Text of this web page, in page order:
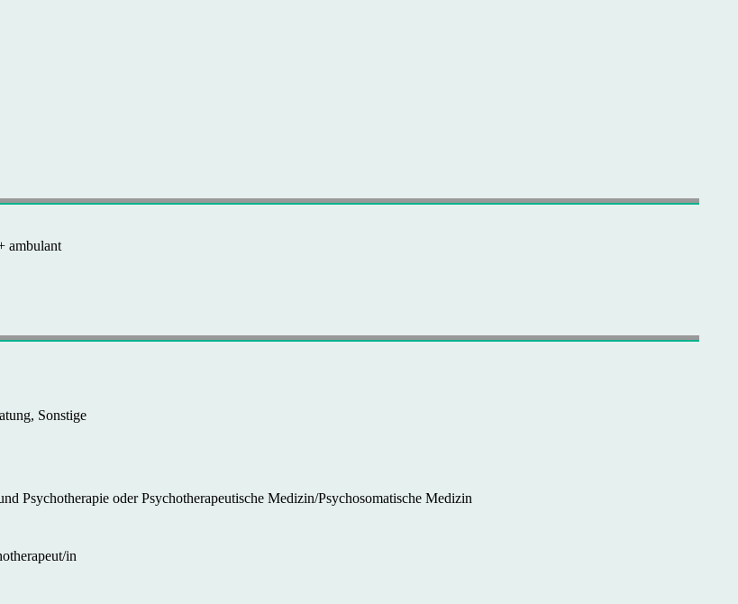
ambulant
Sonstige
Psychotherapie oder Psychotherapeutische Medizin/Psychosomatische Medizin
in